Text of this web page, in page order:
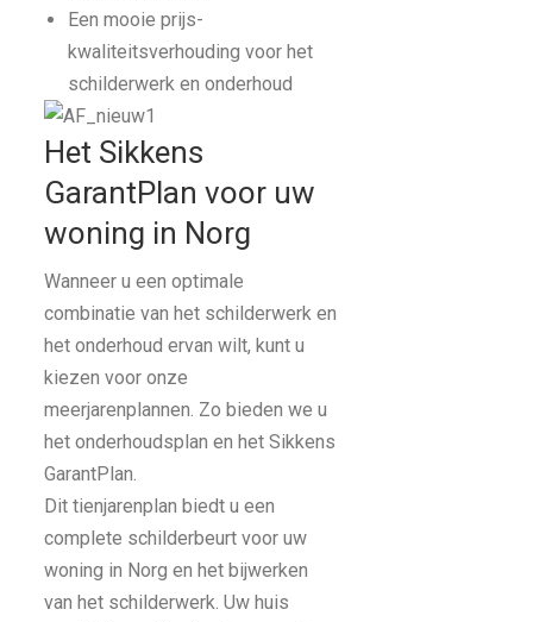
Een mooie prijs-
kwaliteitsverhouding voor het
schilderwerk en onderhoud
Het Sikkens
GarantPlan voor uw
woning in Norg
Wanneer u een optimale
combinatie van het schilderwerk en
het onderhoud ervan wilt, kunt u
kiezen voor onze
meerjarenplannen. Zo bieden we u
het onderhoudsplan en het Sikkens
GarantPlan.
Dit tienjarenplan biedt u een
complete schilderbeurt voor uw
woning in Norg en het bijwerken
van het schilderwerk. Uw huis